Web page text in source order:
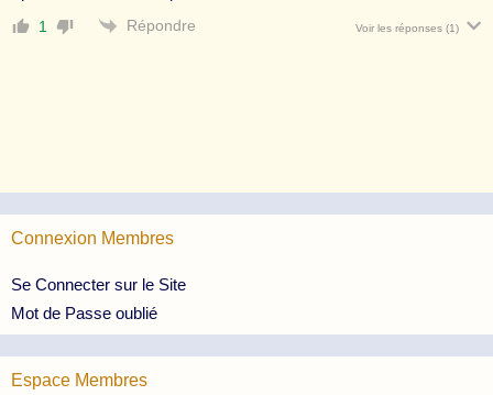
1 Répondre Voir les réponses (1)
Connexion Membres
Se Connecter sur le Site
Mot de Passe oublié
Espace Membres